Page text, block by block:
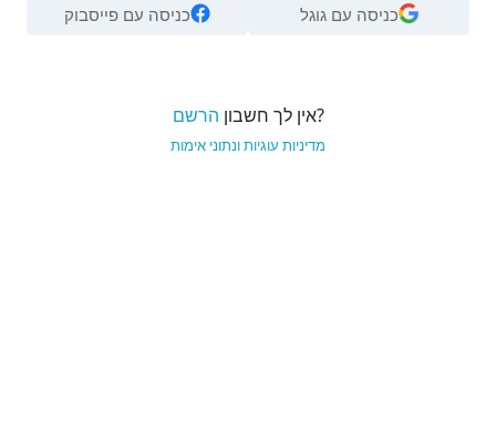
כניסה עם גוגל כניסה עם פייסבוק
?אין לך חשבון הרשם
מדיניות עוגיות ונתוני אימות